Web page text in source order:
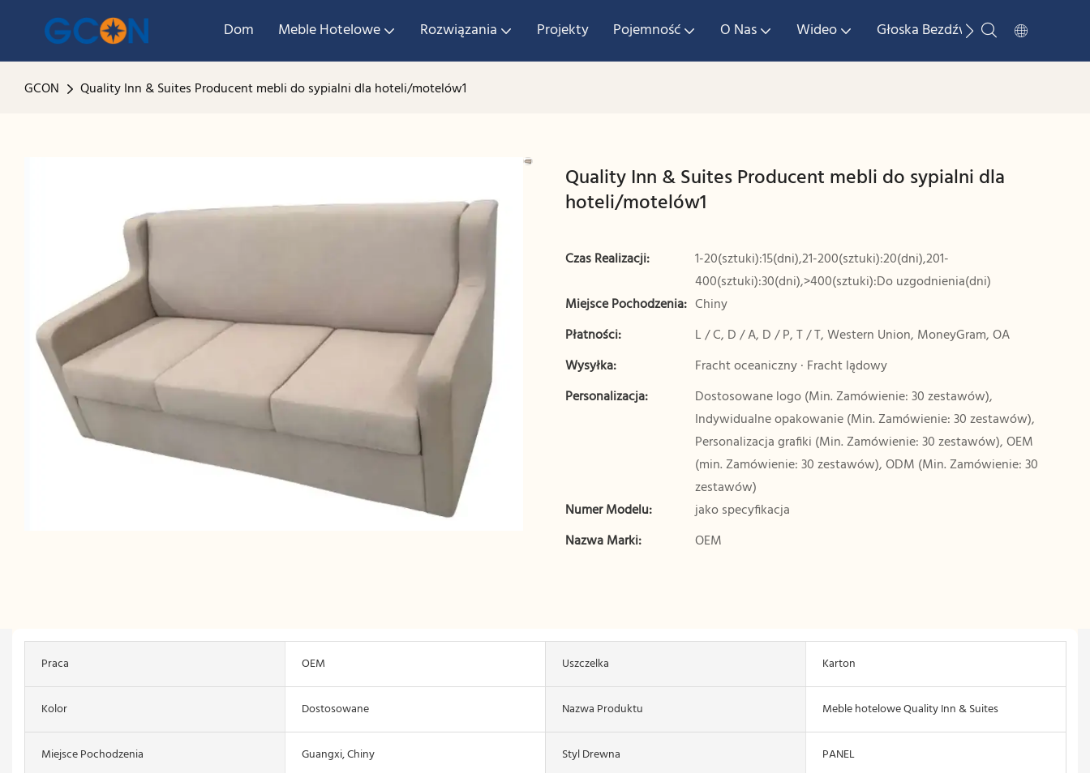
Dom Meble Hotelowe Rozwiązania Projekty Pojemność O Nas Wideo Głoska Bezdźwięczna
GCON Quality Inn & Suites Producent mebli do sypialni dla hoteli/motelów1
Quality Inn & Suites Producent mebli do sypialni dla
hoteli/motelów1
Czas Realizacji:
1-20(sztuki):15(dni),21-200(sztuki):20(dni),201-
400(sztuki):30(dni),>400(sztuki):Do uzgodnienia(dni)
Miejsce Pochodzenia: Chiny
Płatności:
L / C, D / A, D / P, T / T, Western Union, MoneyGram, OA
Wysyłka:
Fracht oceaniczny · Fracht lądowy
Personalizacja:
Dostosowane logo (Min. Zamówienie: 30 zestawów),
Indywidualne opakowanie (Min. Zamówienie: 30 zestawów),
Personalizacja grafiki (Min. Zamówienie: 30 zestawów), OEM
(min. Zamówienie: 30 zestawów), ODM (Min. Zamówienie: 30
zestawów)
Numer Modelu:
jako specyfikacja
Nazwa Marki:
OEM
Praca OEM Uszczelka Karton
Kolor Dostosowane Nazwa Produktu Meble hotelowe Quality Inn & Suites
Miejsce Pochodzenia Guangxi, Chiny Styl Drewna PANEL